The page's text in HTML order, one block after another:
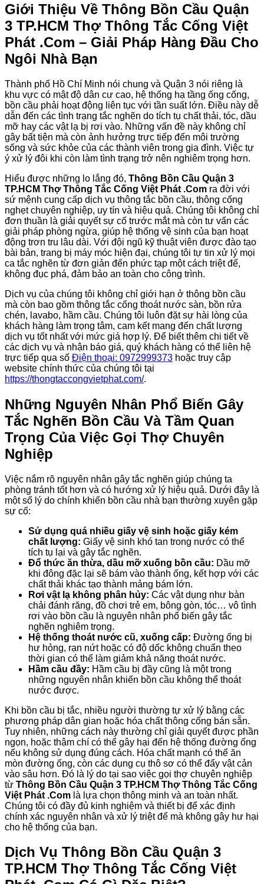
Giới Thiệu Về Thông Bồn Cầu Quận
3 TP.HCM Thợ Thông Tắc Cống Việt
Phát .Com – Giải Pháp Hàng Đầu Cho
Ngôi Nhà Bạn
Thành phố Hồ Chí Minh nói chung và Quận 3 nói riêng là
khu vực có mật độ dân cư cao, hệ thống hạ tầng ống cống,
bồn cầu phải hoạt động liên tục với tần suất lớn. Điều này dễ
dẫn đến các tình trạng tắc nghẽn do tích tụ chất thải, tóc, dầu
mỡ hay các vật lạ bị rơi vào. Những vấn đề này không chỉ
gây bất tiện mà còn ảnh hưởng trực tiếp đến môi trường
sống và sức khỏe của các thành viên trong gia đình. Việc tự
ý xử lý đôi khi còn làm tình trạng trở nên nghiêm trọng hơn.
Hiểu được những lo lắng đó, Thông Bồn Cầu Quận 3
TP.HCM Thợ Thông Tắc Cống Việt Phát .Com ra đời với
sứ mệnh cung cấp dịch vụ thông tắc bồn cầu, thông cống
nghẹt chuyên nghiệp, uy tín và hiệu quả. Chúng tôi không chỉ
đơn thuần là giải quyết sự cố trước mắt mà còn tư vấn các
giải pháp phòng ngừa, giúp hệ thống vệ sinh của bạn hoạt
động trơn tru lâu dài. Với đội ngũ kỹ thuật viên được đào tạo
bài bản, trang bị máy móc hiện đại, chúng tôi tự tin xử lý mọi
ca tắc nghẽn từ đơn giản đến phức tạp một cách triệt để,
không đục phá, đảm bảo an toàn cho công trình.
Dịch vụ của chúng tôi không chỉ giới hạn ở thông bồn cầu
mà còn bao gồm thông tắc cống thoát nước sàn, bồn rửa
chén, lavabo, hầm cầu. Chúng tôi luôn đặt sự hài lòng của
khách hàng làm trọng tâm, cam kết mang đến chất lượng
dịch vụ tốt nhất với mức giá hợp lý. Để biết thêm chi tiết về
các dịch vụ và nhận báo giá, quý khách hàng có thể liên hệ
trực tiếp qua số Điện thoại: 0972999373 hoặc truy cập
website chính thức của chúng tôi tại
https://thongtaccongvietphat.com/.
Những Nguyên Nhân Phổ Biến Gây
Tắc Nghẽn Bồn Cầu Và Tầm Quan
Trọng Của Việc Gọi Thợ Chuyên
Nghiệp
Việc nắm rõ nguyên nhân gây tắc nghẽn giúp chúng ta
phòng tránh tốt hơn và có hướng xử lý hiệu quả. Dưới đây là
một số lý do chính khiến bồn cầu nhà bạn thường xuyên gặp
sự cố:
Sử dụng quá nhiều giấy vệ sinh hoặc giấy kém
chất lượng: Giấy vệ sinh khó tan trong nước có thể
tích tụ lại và gây tắc nghẽn.
Đổ thức ăn thừa, dầu mỡ xuống bồn cầu: Dầu mỡ
khi đông đặc lại sẽ bám vào thành ống, kết hợp với các
chất thải khác tạo thành mảng bám lớn.
Rơi vật lạ không phân hủy: Các vật dụng như bàn
chải đánh răng, đồ chơi trẻ em, bông gòn, tóc… vô tình
rơi vào bồn cầu là nguyên nhân phổ biến gây tắc
nghẽn nghiêm trọng.
Hệ thống thoát nước cũ, xuống cấp: Đường ống bị
hư hỏng, rạn nứt hoặc có độ dốc không chuẩn theo
thời gian có thể làm giảm khả năng thoát nước.
Hầm cầu đầy: Hầm cầu bị đầy cũng là một trong
những nguyên nhân khiến bồn cầu không thể thoát
nước được.
Khi bồn cầu bị tắc, nhiều người thường tự xử lý bằng các
phương pháp dân gian hoặc hóa chất thông cống bán sẵn.
Tuy nhiên, những cách này thường chỉ giải quyết được phần
ngọn, hoặc thậm chí có thể gây hại đến hệ thống đường ống
nếu không sử dụng đúng cách. Hóa chất mạnh có thể ăn
mòn đường ống, còn các dụng cụ thô sơ có thể đẩy vật cản
vào sâu hơn. Đó là lý do tại sao việc gọi thợ chuyên nghiệp
từ Thông Bồn Cầu Quận 3 TP.HCM Thợ Thông Tắc Cống
Việt Phát .Com là lựa chọn thông minh và an toàn nhất.
Chúng tôi có đầy đủ kinh nghiệm và thiết bị để xác định
chính xác nguyên nhân và xử lý triệt để mà không gây hư hại
cho hệ thống của bạn.
Dịch Vụ Thông Bồn Cầu Quận 3
TP.HCM Thợ Thông Tắc Cống Việt